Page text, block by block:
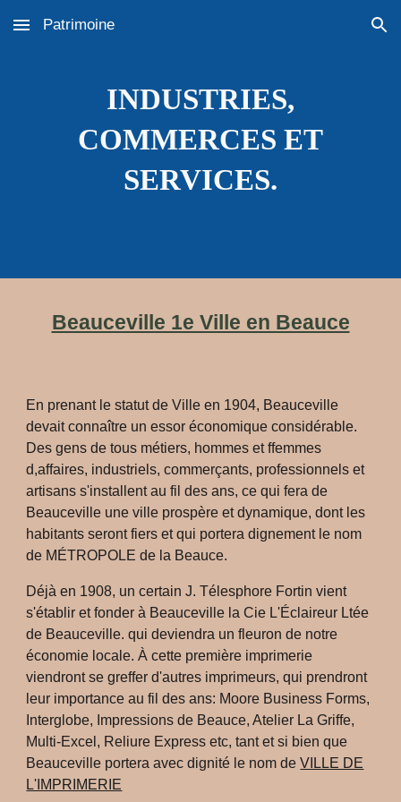
Skip to main content Skip to navigation
Patrimoine
INDUSTRIES,
COMMERCES ET
SERVICES.
Beauceville 1e Ville en Beauce
En prenant le statut de Ville en 1904, Beauceville
devait connaître un essor économique considérable.
Des gens de tous métiers, hommes et ffemmes
d,affaires, industriels, commerçants, professionnels et
artisans s'installent au fil des ans, ce qui fera de
Beauceville une ville prospère et dynamique, dont les
habitants seront fiers et qui portera dignement le nom
de MÉTROPOLE de la Beauce.
Déjà en 1908, un certain J. Télesphore Fortin vient
s'établir et fonder à Beauceville la Cie L'Éclaireur Ltée
de Beauceville. qui deviendra un fleuron de notre
économie locale. À cette première imprimerie
viendront se greffer d'autres imprimeurs, qui prendront
leur importance au fil des ans: Moore Business Forms,
Interglobe, Impressions de Beauce, Atelier La Griffe,
Multi-Excel, Reliure Express etc, tant et si bien que
Beauceville portera avec dignité le nom deVILLE DE
L'IMPRIMERIE